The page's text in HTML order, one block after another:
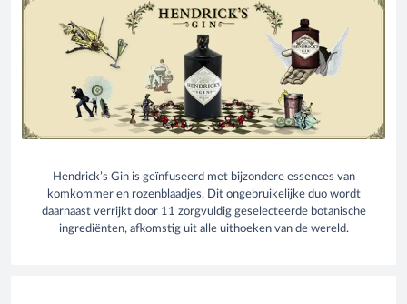
Hendrick’s Gin is geïnfuseerd met bijzondere essences van
komkommer en rozenblaadjes. Dit ongebruikelijke duo wordt
daarnaast verrijkt door 11 zorgvuldig geselecteerde botanische
ingrediënten, afkomstig uit alle uithoeken van de wereld.